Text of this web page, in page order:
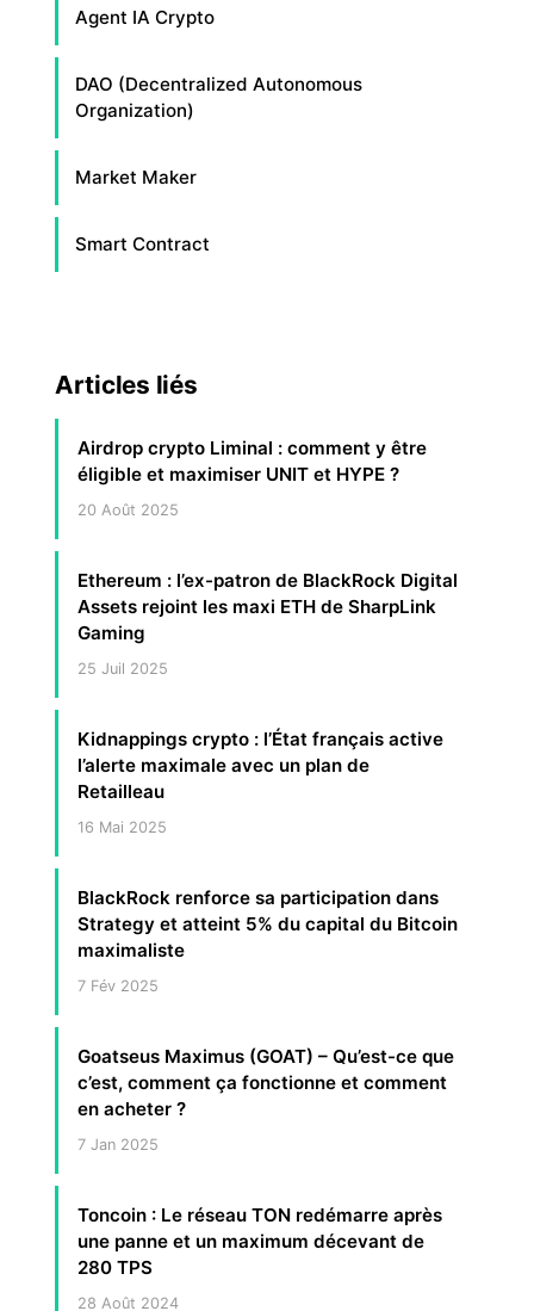
Agent IA Crypto
DAO (Decentralized Autonomous
Organization)
Market Maker
Smart Contract
Articles liés
Airdrop crypto Liminal : comment y être
éligible et maximiser UNIT et HYPE ?
20 Août 2025
Ethereum : l’ex-patron de BlackRock Digital
Assets rejoint les maxi ETH de SharpLink
Gaming
25 Juil 2025
Kidnappings crypto : l’État français active
l’alerte maximale avec un plan de
Retailleau
16 Mai 2025
BlackRock renforce sa participation dans
Strategy et atteint 5% du capital du Bitcoin
maximaliste
7 Fév 2025
Goatseus Maximus (GOAT) – Qu’est-ce que
c’est, comment ça fonctionne et comment
en acheter ?
7 Jan 2025
Toncoin : Le réseau TON redémarre après
une panne et un maximum décevant de
280 TPS
28 Août 2024